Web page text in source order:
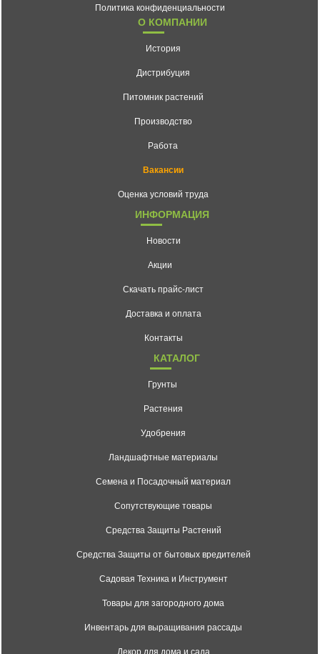
Политика конфиденциальности
О КОМПАНИИ
История
Дистрибуция
Питомник растений
Производство
Работа
Вакансии
Оценка условий труда
ИНФОРМАЦИЯ
Новости
Акции
Скачать прайс-лист
Доставка и оплата
Контакты
КАТАЛОГ
Грунты
Растения
Удобрения
Ландшафтные материалы
Семена и Посадочный материал
Сопутствующие товары
Средства Защиты Растений
Средства Защиты от бытовых вредителей
Садовая Техника и Инструмент
Товары для загородного дома
Инвентарь для выращивания рассады
Декор для дома и сада